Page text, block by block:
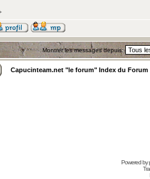
Montrer les messages depuis:
Capucinteam.net "le forum" Index du Forum
Powered by